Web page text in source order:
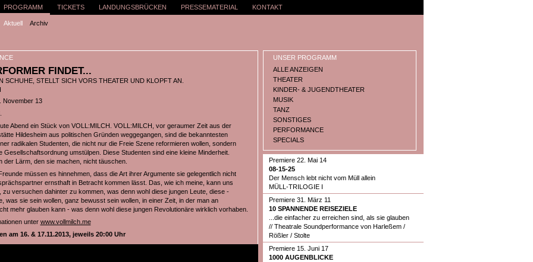
PROGRAMM
Aktuell Archiv
TICKETS LANDUNGSBRÜCKEN PRESSEMATERIAL KONTAKT
FINDET...
SCHUHE, STELLT SICH VORS THEATER UND KLOPFT AN.
November 13
Abend ein Stück von VOLL:MILCH. VOLL:MILCH, vor geraumer Zeit aus der
Hildesheim aus politischen Gründen weggegangen, sind die bekanntesten
radikalen Studenten, die nicht nur die Freie Szene reformieren wollen, sondern
Gesellschaftsordnung umstülpen. Diese Studenten sind eine kleine Minderheit.
der Lärm, den sie machen, nicht täuschen.
müssen es hinnehmen, dass die Art ihrer Argumente sie gelegentlich nicht
ernsthaft in Betracht kommen lässt. Das, wie ich meine, kann uns
zu versuchen dahinter zu kommen, was denn wohl diese jungen Leute, diese -
was sie sein wollen, ganz bewusst sein wollen, in einer Zeit, in der man an
mehr glauben kann - was denn wohl diese jungen Revolutionäre wirklich vorhaben.
unter www.vollmilch.me
am 16. & 17.11.2013, jeweils 20:00 Uhr
UNSER PROGRAMM
ALLE ANZEIGEN
THEATER
KINDER- & JUGENDTHEATER
MUSIK
TANZ
SONSTIGES
PERFORMANCE
SPECIALS
Premiere 22. Mai 14
08-15-25
Der Mensch lebt nicht vom Müll allein
MÜLL-TRILOGIE I
Premiere 31. März 11
10 SPANNENDE REISEZIELE
...die einfacher zu erreichen sind, als sie glauben
// Theatrale Soundperformance von Harleßem /
Rößler / Stolte
Premiere 15. Juni 17
1000 AUGENBLICKE